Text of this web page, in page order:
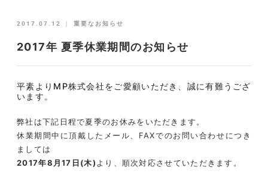
2017.07.12 ｜ 重要なお知らせ
2017年 夏季休業期間のお知らせ
平素よりMP株式会社をご愛顧いただき、誠に有難うござ
います。
弊社は下記日程で夏季のお休みをいただきます。
休業期間中に頂戴したメール、FAXでのお問い合わせにつき
ましては
2017年8月17日(木) より、順次対応させていただきます。